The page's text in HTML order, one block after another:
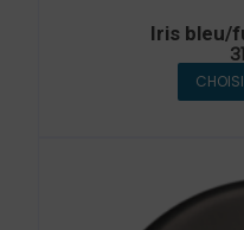
Iris bleu/